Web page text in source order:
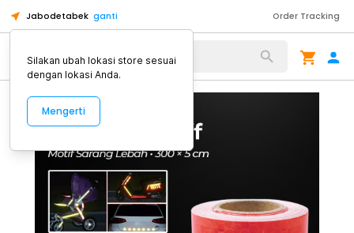
Jabodetabek ganti Order Tracking
Alat Kopi
Silakan ubah lokasi store sesuai
dengan lokasi Anda.
Mengerti